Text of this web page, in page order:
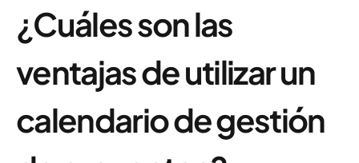
¿Cuáles son las
ventajas de utilizar un
calendario de gestión